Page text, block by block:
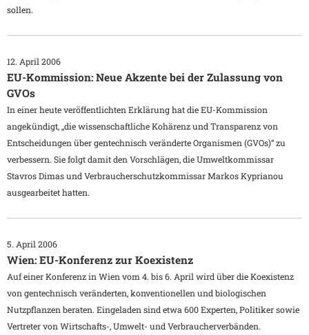
sollen.
12. April 2006
EU-Kommission: Neue Akzente bei der Zulassung von
GVOs
In einer heute veröffentlichten Erklärung hat die EU-Kommission
angekündigt, „die wissenschaftliche Kohärenz und Transparenz von
Entscheidungen über gentechnisch veränderte Organismen (GVOs)“ zu
verbessern. Sie folgt damit den Vorschlägen, die Umweltkommissar
Stavros Dimas und Verbraucherschutzkommissar Markos Kyprianou
ausgearbeitet hatten.
5. April 2006
Wien: EU-Konferenz zur Koexistenz
Auf einer Konferenz in Wien vom 4. bis 6. April wird über die Koexistenz
von gentechnisch veränderten, konventionellen und biologischen
Nutzpflanzen beraten. Eingeladen sind etwa 600 Experten, Politiker sowie
Vertreter von Wirtschafts-, Umwelt- und Verbraucherverbänden.